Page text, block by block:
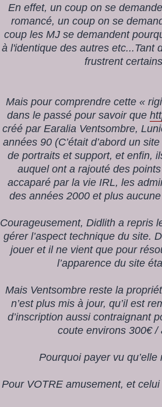
En effet, un coup on se
romancé, un coup on se
coup les MJ se demandent
à l'identique des autres etc...Tant
frustrent
Mais pour comprendre cette «
dans le passé pour savoir que
créé par Earalia Ventsombre,
années 90 (C’était d’abord un
de portraits et support, et enfin,
auquel ont a rajouté des
accaparé par la vie IRL, les
des années 2000 et plus
Courageusement, Didlith a repris
gérer l’aspect technique du site.
jouer et il ne vient que pour
l’apparence du site
Mais Ventsombre reste la
n’est plus mis à jour, qu’il est
d’inscription aussi contraignant
coute environs 300€
Pourquoi payer vu
Pour VOTRE amusement, et